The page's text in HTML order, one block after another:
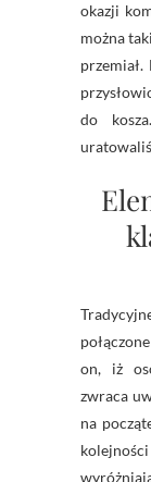
okazji
można
do
on, iż
zwraca
na